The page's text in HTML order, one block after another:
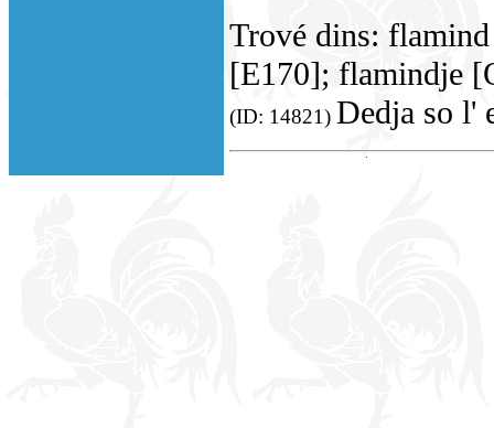
Trové dins:
[E170]; flamindje
(ID: 14821) Dedja so l'